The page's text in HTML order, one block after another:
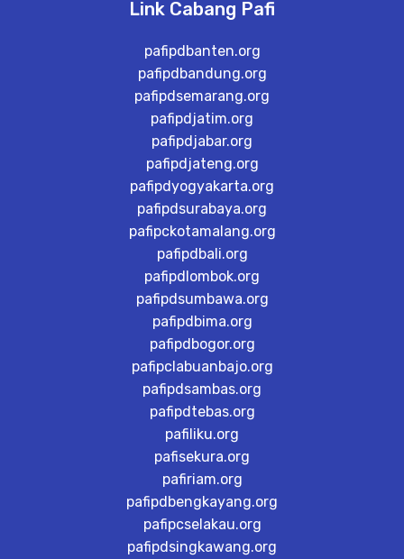
Link Cabang Pafi
pafipdbanten.org
pafipdbandung.org
pafipdsemarang.org
pafipdjatim.org
pafipdjabar.org
pafipdjateng.org
pafipdyogyakarta.org
pafipdsurabaya.org
pafipckotamalang.org
pafipdbali.org
pafipdlombok.org
pafipdsumbawa.org
pafipdbima.org
pafipdbogor.org
pafipclabuanbajo.org
pafipdsambas.org
pafipdtebas.org
pafiliku.org
pafisekura.org
pafiriam.org
pafipdbengkayang.org
pafipcselakau.org
pafipdsingkawang.org